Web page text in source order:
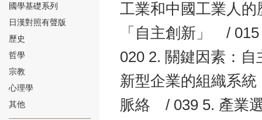
⑱
國學基礎系列
日漢對照有聲版
歷史
哲學
宗教
心理學
其他
工業和中國工業人
「自主創新」 /
020 2. 關鍵因素：
新型企業的組織系
脈絡 / 039 5. 產業